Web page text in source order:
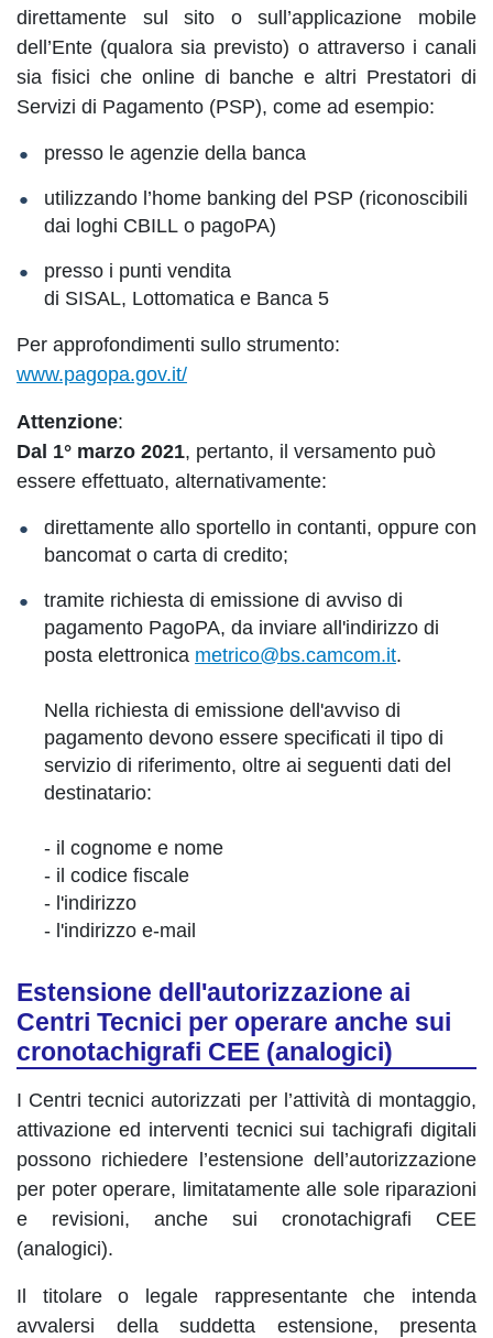
direttamente sul sito o sull’applicazione mobile
dell’Ente (qualora sia previsto) o attraverso i canali
sia fisici che online di banche e altri Prestatori di
Servizi di Pagamento (PSP), come ad esempio:
presso le agenzie della banca
utilizzando l’home banking del PSP (riconoscibili
dai loghi CBILL o pagoPA)
presso i punti vendita
di SISAL, Lottomatica e Banca 5
Per approfondimenti sullo strumento:
www.pagopa.gov.it/
Attenzione:
Dal 1° marzo 2021, pertanto, il versamento può
essere effettuato, alternativamente:
direttamente allo sportello in contanti, oppure con
bancomat o carta di credito;
tramite richiesta di emissione di avviso di
pagamento PagoPA, da inviare all'indirizzo di
posta elettronica metrico@bs.camcom.it.
Nella richiesta di emissione dell'avviso di
pagamento devono essere specificati il tipo di
servizio di riferimento, oltre ai seguenti dati del
destinatario:
- il cognome e nome
- il codice fiscale
- l'indirizzo
- l'indirizzo e-mail
Estensione dell'autorizzazione ai
Centri Tecnici per operare anche sui
cronotachigrafi CEE (analogici)
I Centri tecnici autorizzati per l’attività di montaggio,
attivazione ed interventi tecnici sui tachigrafi digitali
possono richiedere l’estensione dell’autorizzazione
per poter operare, limitatamente alle sole riparazioni
e revisioni, anche sui cronotachigrafi CEE
(analogici).
Il titolare o legale rappresentante che intenda
avvalersi della suddetta estensione, presenta